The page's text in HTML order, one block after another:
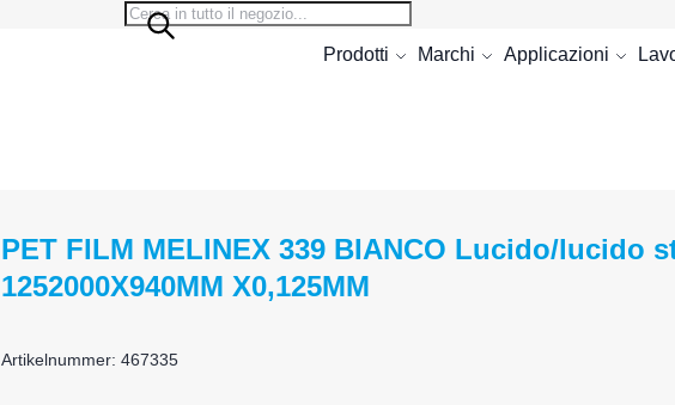
Search
Search
Prodotti Marchi Applicazioni
PET FILM MELINEX 339 BIANCO Lucido/lucido
1252000X940MM X0,125MM
Artikelnummer: 467335